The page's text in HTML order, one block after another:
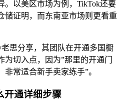
。以美区市场为例，TikTok还要
储证明，而东南亚市场则更看重
思分享，其团队在开通多国橱
切入点，因为”那里的开通门
常适合新手卖家练手”。
开通详细步骤